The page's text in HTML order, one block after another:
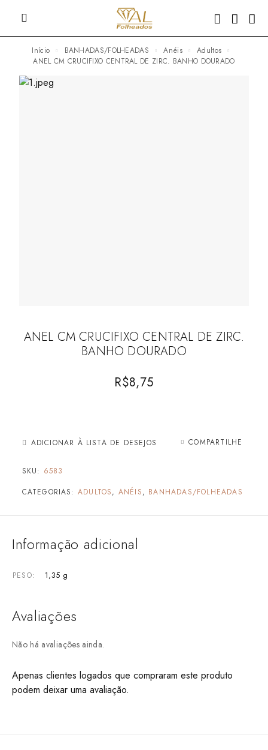
Início BANHADAS/FOLHEADAS Anéis
Adultos
ANEL CM CRUCIFIXO CENTRAL DE ZIRC. BANHO DOURADO
ANEL CM CRUCIFIXO CENTRAL DE ZIRC.
BANHO DOURADO
R$8,75
ADICIONAR À LISTA DE DESEJOS COMPARTILHE
SKU: 6583
CATEGORIAS: ADULTOS, ANÉIS, BANHADAS/FOLHEADAS
Informação adicional
PESO 1,35 g
Avaliações
Não há avaliações ainda.
Apenas clientes logados que compraram este produto
podem deixar uma avaliação.